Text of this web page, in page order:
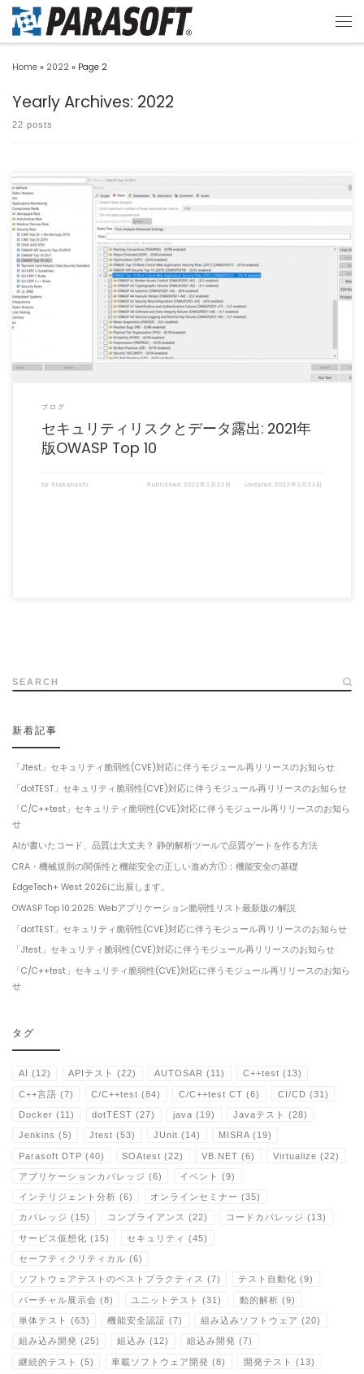
Home » 2022 » Page 2
Yearly Archives: 2022
22 posts
次のようなOWASP Top 10およびWebアプリケーションセキュリティに関する喫緊の
疑問点への答 […]
ブログ
セキュリティリスクとデータ露出: 2021年
版OWASP Top 10
by htakahashi Published 2022年1月21日 Updated 2022年1月21日
SEARCH
新着記事
「Jtest」セキュリティ脆弱性(CVE)対応に伴うモジュール再リリースのお知らせ
「dotTEST」セキュリティ脆弱性(CVE)対応に伴うモジュール再リリースのお知らせ
「C/C++test」セキュリティ脆弱性(CVE)対応に伴うモジュール再リリースのお知ら
せ
AIが書いたコード、品質は大丈夫？ 静的解析ツールで品質ゲートを作る方法
CRA・機械規則の関係性と機能安全の正しい進め方①：機能安全の基礎
EdgeTech+ West 2026に出展します。
OWASP Top 10:2025: Webアプリケーション脆弱性リスト最新版の解説
「dotTEST」セキュリティ脆弱性(CVE)対応に伴うモジュール再リリースのお知らせ
「Jtest」セキュリティ脆弱性(CVE)対応に伴うモジュール再リリースのお知らせ
「C/C++test」セキュリティ脆弱性(CVE)対応に伴うモジュール再リリースのお知ら
せ
タグ
AI (12) APIテスト (22) AUTOSAR (11) C++test (13)
C++言語 (7) C/C++test (84) C/C++test CT (6) CI/CD (31)
Docker (11) dotTEST (27) java (19) Javaテスト (28)
Jenkins (5) Jtest (53) JUnit (14) MISRA(19)
Parasoft DTP (40) SOAtest (22) VB.NET (6) Virtualize (22)
アプリケーションカバレッジ (6) イベント (9)
インテリジェント分析 (6) オンラインセミナー (35)
カバレッジ (15) コンプライアンス (22) コードカバレッジ (13)
サービス仮想化 (15) セキュリティ (45)
セーフティクリティカル (6)
ソフトウェアテストのベストプラクティス (7) テスト自動化 (9)
バーチャル展示会 (8) ユニットテスト (31) 動的解析 (9)
単体テスト (63) 機能安全認証 (7) 組み込みソフトウェア (20)
組み込み開発 (25) 組込み (12) 組込み開発 (7)
継続的テスト (5) 車載ソフトウェア開発 (8) 開発テスト (13)